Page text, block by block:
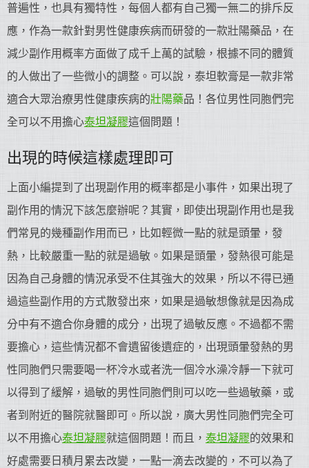
普遍性，也具有獨特性，每個人都有自己獨一無二的排斥反
應，作為一款針對男性健康疾病而研發的一款壯陽藥品，在
減少副作用概率方面做了成千上萬的試驗，根據不同的體質
的人做出了一些微小的調整。可以說，泰坦軟膏是一款非常
適合大眾治療男性健康疾病的壯陽藥品！各位男性同胞們完
全可以不用擔心泰坦凝膠這個問題！
出現的時候這樣處理即可
上面小編提到了出現副作用的概率都是小事件，如果出現了
副作用的情況下該怎麼辦呢？其實，即使出現副作用也是我
們常見的幾種副作用而已，比如輕微一點的就是頭暈，發
熱，比較嚴重一點的就是過敏。如果是頭暈，發熱很可能是
因為自己身體的情況承受不住其強大的效果，所以不得已通
過這些副作用的方式散發出來，如果是過敏想像就是因為成
分中有不適合你身體的成分，出現了過敏反應。不過都不需
要擔心，這些情況都不會遺留後遺症的，出現頭暈發熱的男
性同胞們只需要喝一杯冷水或者洗一個冷水澡冷靜一下就可
以得到了緩解，過敏的男性同胞們則可以吃一些過敏藥，或
者到附近的醫院就醫即可。所以說，廣大男性同胞們完全可
以不用擔心泰坦凝膠就這個問題！而且， 泰坦凝膠的效果和
好處需要日積月累去改變，一點一滴去改變的，不可以為了